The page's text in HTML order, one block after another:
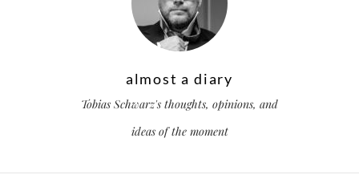
almost a diary
Tobias Schwarz's thoughts, opinions, and
ideas of the moment